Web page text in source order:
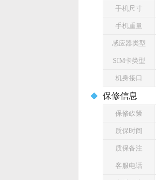
手机尺寸
手机重量
感应器类型
SIM卡类型
机身接口
保修信息
保修政策
质保时间
质保备注
客服电话